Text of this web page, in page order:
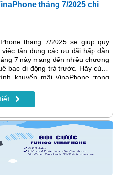
tháng 7/2025 chi
tháng 7/2025 sẽ giúp quý
tận dụng các ưu đãi hấp dẫn
7 này mang đến nhiều chương
bao di động trả trước. Hãy cùng
khuyến mãi VinaPhone trong